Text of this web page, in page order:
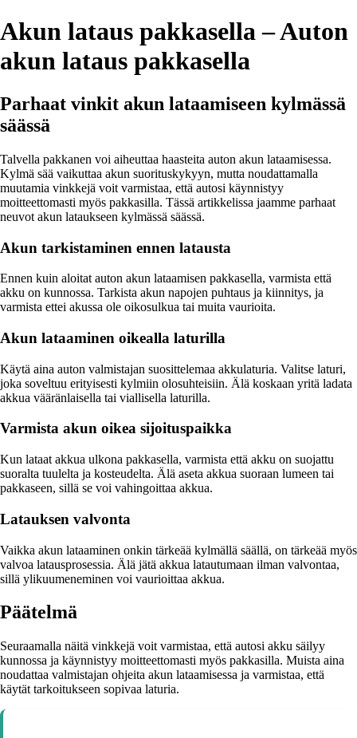
Akun lataus pakkasella – Auton
akun lataus pakkasella
Parhaat vinkit akun lataamiseen kylmässä
säässä
Talvella pakkanen voi aiheuttaa haasteita auton akun lataamisessa.
Kylmä sää vaikuttaa akun suorituskykyyn, mutta noudattamalla
muutamia vinkkejä voit varmistaa, että autosi käynnistyy
moitteettomasti myös pakkasilla. Tässä artikkelissa jaamme parhaat
neuvot akun lataukseen kylmässä säässä.
Akun tarkistaminen ennen latausta
Ennen kuin aloitat auton akun lataamisen pakkasella, varmista että
akku on kunnossa. Tarkista akun napojen puhtaus ja kiinnitys, ja
varmista ettei akussa ole oikosulkua tai muita vaurioita.
Akun lataaminen oikealla laturilla
Käytä aina auton valmistajan suosittelemaa akkulaturia. Valitse laturi,
joka soveltuu erityisesti kylmiin olosuhteisiin. Älä koskaan yritä ladata
akkua vääränlaisella tai viallisella laturilla.
Varmista akun oikea sijoituspaikka
Kun lataat akkua ulkona pakkasella, varmista että akku on suojattu
suoralta tuulelta ja kosteudelta. Älä aseta akkua suoraan lumeen tai
pakkaseen, sillä se voi vahingoittaa akkua.
Latauksen valvonta
Vaikka akun lataaminen onkin tärkeää kylmällä säällä, on tärkeää myös
valvoa latausprosessia. Älä jätä akkua latautumaan ilman valvontaa,
sillä ylikuumeneminen voi vaurioittaa akkua.
Päätelmä
Seuraamalla näitä vinkkejä voit varmistaa, että autosi akku säilyy
kunnossa ja käynnistyy moitteettomasti myös pakkasilla. Muista aina
noudattaa valmistajan ohjeita akun lataamisessa ja varmistaa, että
käytät tarkoitukseen sopivaa laturia.